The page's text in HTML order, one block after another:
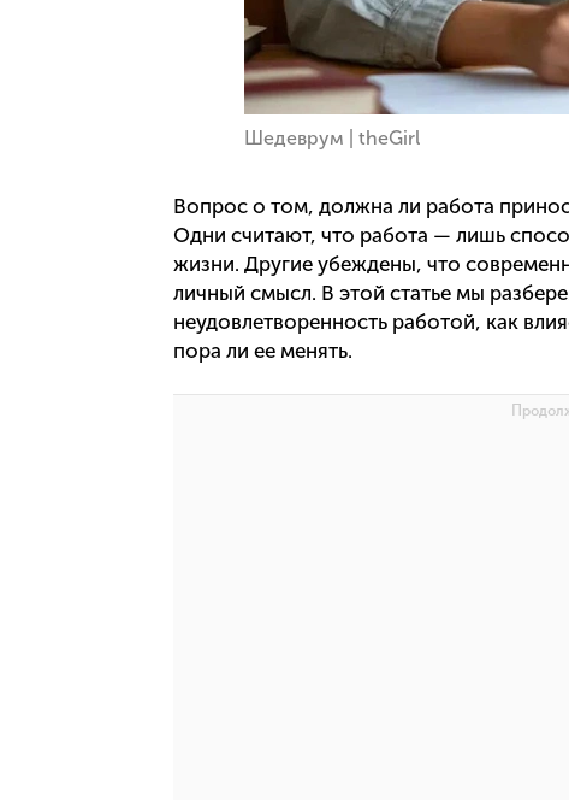
Шедеврум | theGirl
Вопрос о том, должна ли работа
Одни считают, что работа — лишь
жизни. Другие убеждены, что
личный смысл. В этой статье мы
неудовлетворенность работой, как
пора ли ее менять.